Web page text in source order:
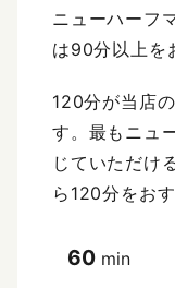
ニューハーフ
は90分以上を
120分が当店
す。最もニュ
じていただけ
ら120分をお
60 min